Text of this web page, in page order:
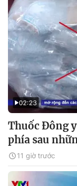
02:23
Thuốc Đông
phía sau
11 giờ trước